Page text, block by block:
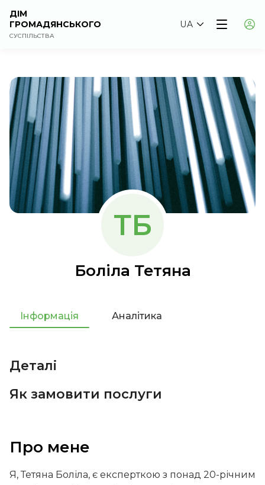
ДІМ
ГРОМАДЯНСЬКОГО
СУСПІЛЬСТВА
UA
ТБ
Боліла Тетяна
Інформація Аналітика
Про мене
Я, Тетяна Боліла, є експерткою з понад 20-річним
Деталі
Як замовити послуги